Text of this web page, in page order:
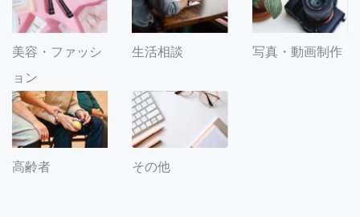
美容・ファッシ
ョン
生活相談 写真・動画制作
高齢者 その他